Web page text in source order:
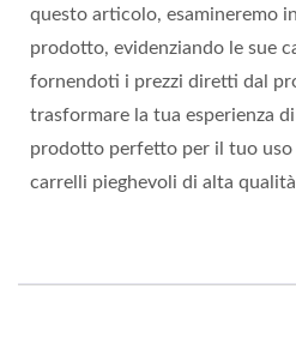
questo articolo, esamineremo
prodotto, evidenziando le sue
fornendoti i prezzi diretti dal
trasformare la tua esperienza
prodotto perfetto per il tuo uso
carrelli pieghevoli di alta